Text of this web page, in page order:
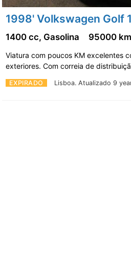
EXPIRADO Lisboa. Atualizado 9
1400 cc, Gasolina 95000 km
Viatura com poucos KM excelentes
exteriores. Com correia de